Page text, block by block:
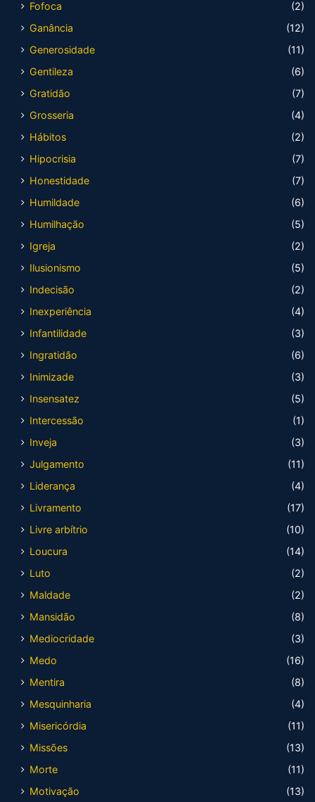
Fofoca
(2)
Ganância
(12)
Generosidade
(11)
Gentileza
(6)
Gratidão
(7)
Grosseria
(4)
Hábitos
(2)
Hipocrisia
(7)
Honestidade
(7)
Humildade
(6)
Humilhação
(5)
Igreja
(2)
Ilusionismo
(5)
Indecisão
(2)
Inexperiência
(4)
Infantilidade
(3)
Ingratidão
(6)
Inimizade
(3)
Insensatez
(5)
Intercessão
(1)
Inveja
(3)
Julgamento
(11)
Liderança
(4)
Livramento
(17)
Livre arbítrio
(10)
Loucura
(14)
Luto
(2)
Maldade
(2)
Mansidão
(8)
Mediocridade
(3)
Medo
(16)
Mentira
(8)
Mesquinharia
(4)
Misericórdia
(11)
Missões
(13)
Morte
(11)
Motivação
(13)